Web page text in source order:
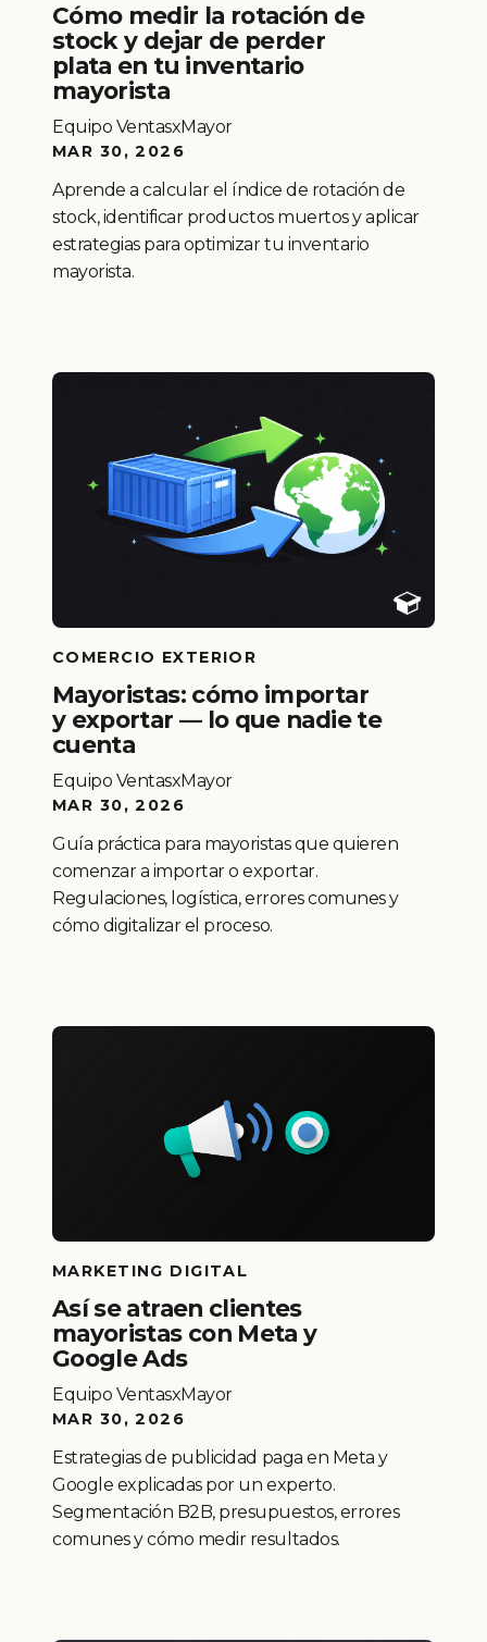
Cómo medir la rotación de
stock y dejar de perder
plata en tu inventario
mayorista
Equipo VentasxMayor
MAR 30, 2026
Aprende a calcular el índice de rotación de
stock, identificar productos muertos y aplicar
estrategias para optimizar tu inventario
mayorista.
COMERCIO EXTERIOR
Mayoristas: cómo importar
y exportar — lo que nadie te
cuenta
Equipo VentasxMayor
MAR 30, 2026
Guía práctica para mayoristas que quieren
comenzar a importar o exportar.
Regulaciones, logística, errores comunes y
cómo digitalizar el proceso.
MARKETING DIGITAL
Así se atraen clientes
mayoristas con Meta y
Google Ads
Equipo VentasxMayor
MAR 30, 2026
Estrategias de publicidad paga en Meta y
Google explicadas por un experto.
Segmentación B2B, presupuestos, errores
comunes y cómo medir resultados.